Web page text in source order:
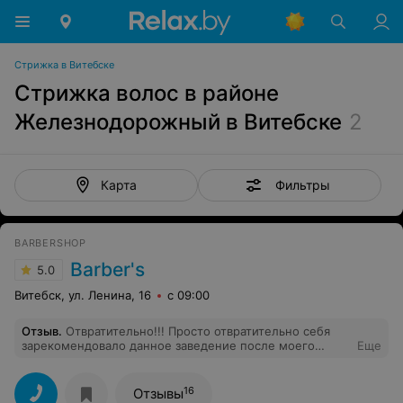
Стрижка в Витебске
Стрижка волос в районе
Железнодорожный в Витебске 2
Карта Фильтры
BARBERSHOP
5.0 Barber's
Витебск, ул. Ленина, 16 с 09:00
Отзыв. Отвратительно!!! Просто отвратительно себя
зарекомендовало данное заведение после моего
Максим (худощавый и в каких-то клёшевых джинсах).
Я стригусь в другом заведении у одного мастера, но
Еще
Отзывы16